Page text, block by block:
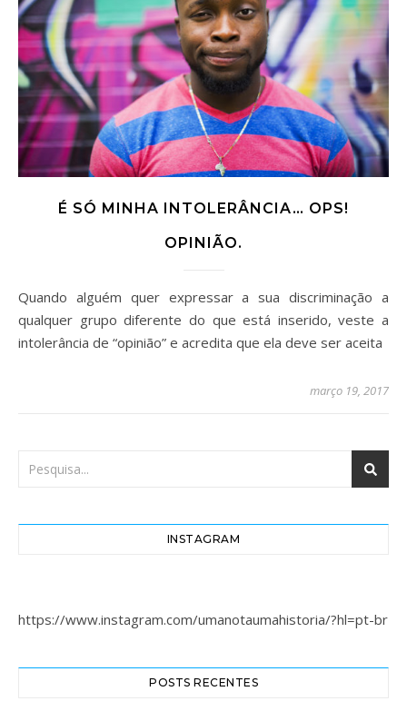
É SÓ MINHA INTOLERÂNCIA… OPS!
OPINIÃO.
Quando alguém quer expressar a sua discriminação a
qualquer grupo diferente do que está inserido, veste a
intolerância de “opinião” e acredita que ela deve ser aceita
março 19, 2017
INSTAGRAM
https://www.instagram.com/umanotaumahistoria/?hl=pt-br
POSTS RECENTES